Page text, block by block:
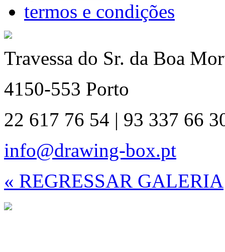
termos e condições
Travessa do Sr. da Boa
4150-553 Porto
22 617 76 54 | 93 337 66
info@drawing-box.pt
« REGRESSAR GALERIA